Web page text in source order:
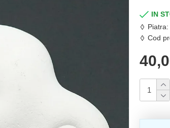
IN
Piatra:
Cod